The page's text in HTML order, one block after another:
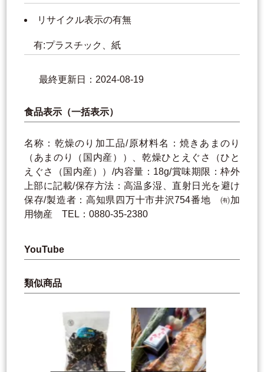
リサイクル表示の有無
有:プラスチック、紙
最終更新日：2024-08-19
食品表示（一括表示）
名称：乾燥のり加工品/原材料名：焼きあまのり
（あまのり（国内産））、乾燥ひとえぐさ（ひと
えぐさ（国内産））/内容量：18g/賞味期限：枠外
上部に記載/保存方法：高温多湿、直射日光を避け
保存/製造者：高知県四万十市井沢754番地 ㈲加
用物産 TEL：0880‐35‐2380
YouTube
類似商品